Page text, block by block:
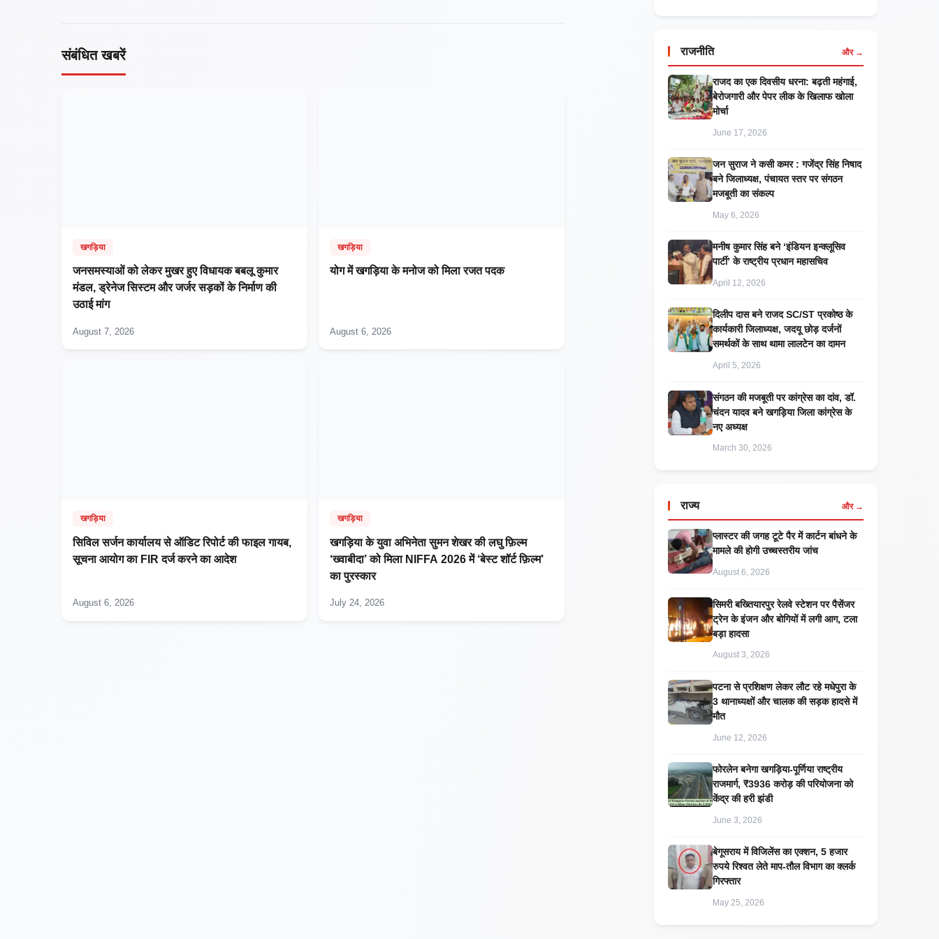
संबंधित खबरें
खगड़िया
जनसमस्याओं को लेकर मुखर हुए विधायक बबलू कुमार
मंडल, ड्रेनेज सिस्टम और जर्जर सड़कों के निर्माण की
उठाई मांग
August 7, 2026
खगड़िया
​योग में खगड़िया के मनोज को मिला रजत पदक
August 6, 2026
खगड़िया
सिविल सर्जन कार्यालय से ऑडिट रिपोर्ट की फाइल गायब,
सूचना आयोग का FIR दर्ज करने का आदेश
August 6, 2026
खगड़िया
खगड़िया के युवा अभिनेता सुमन शेखर की लघु फ़िल्म
‘ख्वाबीदा’ को मिला NIFFA 2026 में ‘बेस्ट शॉर्ट फ़िल्म’
का पुरस्कार
July 24, 2026
राजनीति और →
राजद का एक दिवसीय धरना: बढ़ती महंगाई,
बेरोजगारी और पेपर लीक के खिलाफ खोला
मोर्चा
June 17, 2026
जन सुराज ने कसी कमर : गजेंद्र सिंह निषाद
बने जिलाध्यक्ष, पंचायत स्तर पर संगठन
मजबूती का संकल्प
May 6, 2026
मनीष कुमार सिंह बने ‘इंडियन इन्क्लूसिव
पार्टी’ के राष्ट्रीय प्रधान महासचिव
April 12, 2026
दिलीप दास बने राजद SC/ST प्रकोष्ठ के
कार्यकारी जिलाध्यक्ष, जदयू छोड़ दर्जनों
समर्थकों के साथ थामा लालटेन का दामन
April 5, 2026
संगठन की मजबूती पर कांग्रेस का दांव, डॉ.
चंदन यादव बने खगड़िया जिला कांग्रेस के
नए अध्यक्ष
March 30, 2026
राज्य और →
प्लास्टर की जगह टूटे पैर में कार्टन बांधने के
मामले की होगी उच्चस्तरीय जांच
August 6, 2026
सिमरी बख्तियारपुर रेलवे स्टेशन पर पैसेंजर
ट्रेन के इंजन और बोगियों में लगी आग, टला
बड़ा हादसा
August 3, 2026
पटना से प्रशिक्षण लेकर लौट रहे मधेपुरा के
3 थानाध्यक्षों और चालक की सड़क हादसे में
मौत
June 12, 2026
​फोरलेन बनेगा खगड़िया-पूर्णिया राष्ट्रीय
राजमार्ग, ₹3936 करोड़ की परियोजना को
केंद्र की हरी झंडी
June 3, 2026
बेगूसराय में विजिलेंस का एक्शन, 5 हजार
रुपये रिश्वत लेते माप-तौल विभाग का क्लर्क
गिरफ्तार
May 25, 2026